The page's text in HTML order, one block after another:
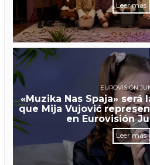
Leer más
EUROVISIÓN
«Muzika Nas Spaja» será
que Mija Vujović
en Eurovisión
Leer más